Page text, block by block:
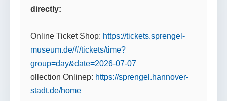
directly:
Online Ticket Shop: https://tickets.sprengel-
museum.de/#/tickets/time?
group=day&date=2026-07-07
ollection Onlinep: https://sprengel.hannover-
stadt.de/home